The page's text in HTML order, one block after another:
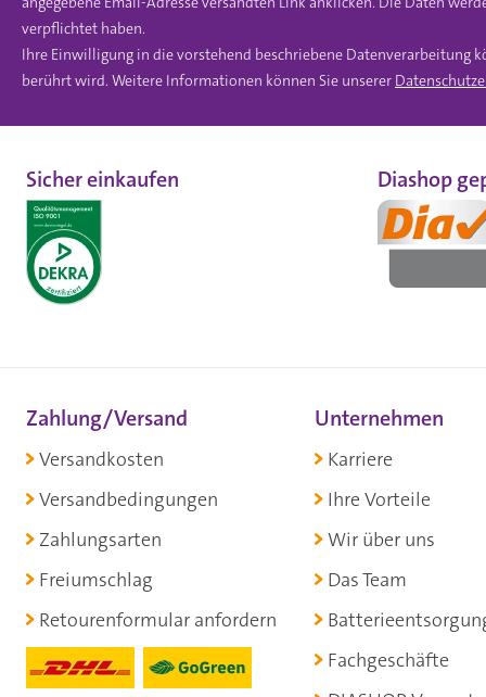
verpflichtet haben.
Ihre Einwilligung in die vorstehend beschriebene Datenverarbeitung
berührt wird. Weitere Informationen können Sie unserer
Sicher einkaufen Diashop
Zahlung/Versand
Versandkosten
Versandbedingungen
Zahlungsarten
Freiumschlag
Retourenformular anfordern
Unternehmen
Karriere
Ihre Vorteile
Wir über uns
Das Team
Fachgeschäfte